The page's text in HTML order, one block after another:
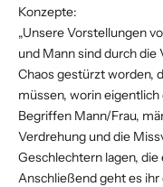
Konzepte:
„Unsere Vorstellungen
und Mann sind durch die
Chaos gestürzt worden,
müssen, worin
Begriffen Mann/Frau,
Verdrehung und die
Geschlechtern lagen, die
Anschließend geht es